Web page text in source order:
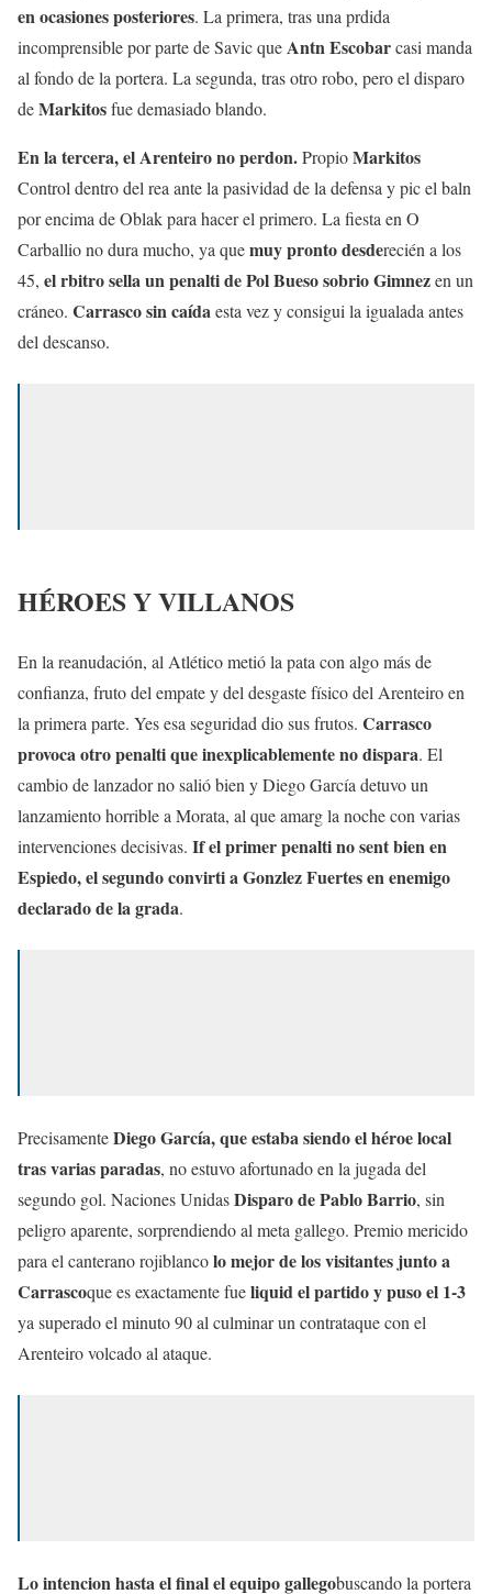
en ocasiones posteriores. La primera, tras una prdida
incomprensible por parte de Savic queAntn Escobarcasi manda
al fondo de la portera. La segunda, tras otro robo, pero el disparo
deMarkitosfue demasiado blando.
En la tercera, el Arenteiro no perdon.PropioMarkitos
Control dentro del rea ante la pasividad de la defensa y pic el baln
por encima de Oblak para hacer el primero. La fiesta en O
Carballio no dura mucho, ya quemuy pronto desderecién a los
45, el rbitro sella un penalti de Pol Bueso sobrio Gimnezen un
cráneo. Carrasco sin caídaesta vez y consigui la igualada antes
del descanso.
HÉROES Y VILLANOS
En la reanudación, al Atlético metió la pata con algo más de
confianza, fruto del empate y del desgaste físico del Arenteiro en
la primera parte. Yes esa seguridad dio sus frutos. Carrasco
provoca otro penalti que inexplicablemente no dispara. El
cambio de lanzador no salió bien y Diego García detuvo un
lanzamiento horrible a Morata, al que amarg la noche con varias
intervenciones decisivas. If el primer penalti no sent bien en
Espiedo, el segundo convirti a Gonzlez Fuertes en enemigo
declarado de la grada.
PrecisamenteDiego García, que estaba siendo el héroe local
tras varias paradas, no estuvo afortunado en la jugada del
segundo gol. Naciones UnidasDisparo de Pablo Barrio, sin
peligro aparente, sorprendiendo al meta gallego. Premio mericido
para el canterano rojiblancolo mejor de los visitantes junto a
Carrascoque es exactamente fueliquid el partido y puso el 1-3
ya superado el minuto 90 al culminar un contrataque con el
Arenteiro volcado al ataque.
Lo intencion hasta el final el equipo gallegobuscando la portera